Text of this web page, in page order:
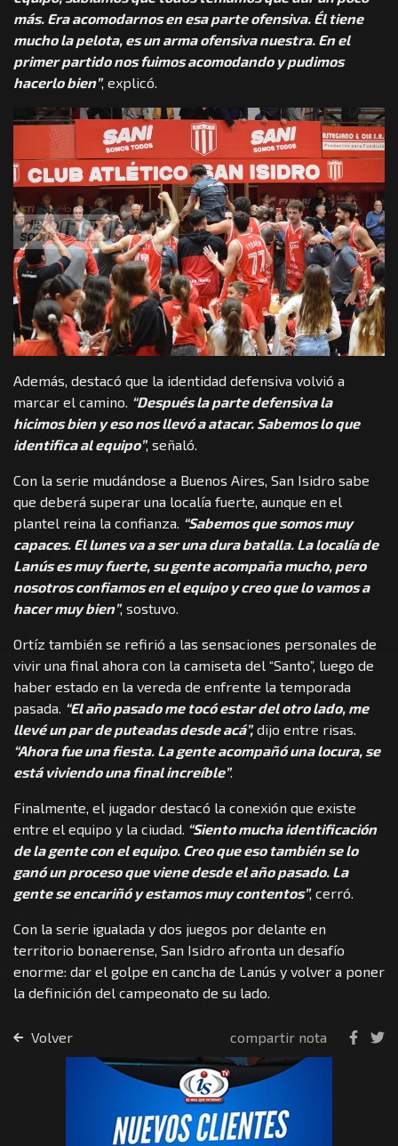
más. Era acomodarnos en esa parte ofensiva. Él tiene
mucho la pelota, es un arma ofensiva nuestra. En el
primer partido nos fuimos acomodando y pudimos
hacerlo bien”, explicó.
Además, destacó que la identidad defensiva volvió a
marcar el camino. “Después la parte defensiva la
hicimos bien y eso nos llevó a atacar. Sabemos lo que
identifica al equipo”, señaló.
Con la serie mudándose a Buenos Aires, San Isidro sabe
que deberá superar una localía fuerte, aunque en el
plantel reina la confianza. “Sabemos que somos muy
capaces. El lunes va a ser una dura batalla. La localía de
Lanús es muy fuerte, su gente acompaña mucho, pero
nosotros confiamos en el equipo y creo que lo vamos a
hacer muy bien”, sostuvo.
Ortíz también se refirió a las sensaciones personales de
vivir una final ahora con la camiseta del “Santo”, luego de
haber estado en la vereda de enfrente la temporada
pasada. “El año pasado me tocó estar del otro lado, me
llevé un par de puteadas desde acá”,dijo entre risas.
“Ahora fue una fiesta. La gente acompañó una locura, se
está viviendo una final increíble”.
Finalmente, el jugador destacó la conexión que existe
entre el equipo y la ciudad. “Siento mucha identificación
de la gente con el equipo. Creo que eso también se lo
ganó un proceso que viene desde el año pasado. La
gente se encariñó y estamos muy contentos”, cerró.
Con la serie igualada y dos juegos por delante en
territorio bonaerense, San Isidro afronta un desafío
enorme: dar el golpe en cancha de Lanús y volver a poner
la definición del campeonato de su lado.
Volver compartir nota